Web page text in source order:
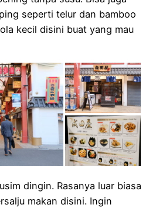
seperti telur dan bamboo
kecil disini buat yang mau
dingin. Rasanya luar biasa
makan disini. Ingin